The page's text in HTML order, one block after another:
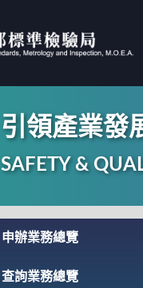
引領產業發
SAFETY &
申辦業務總覽
查詢業務總覽